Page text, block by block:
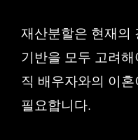
재산분할은 현재의
기반을 모두 고려
직 배우자와의 이
필요합니다.